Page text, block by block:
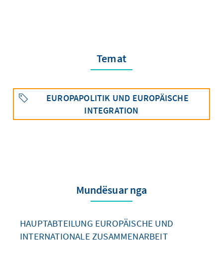
Temat
EUROPAPOLITIK UND EUROPÄISCHE
INTEGRATION
Mundësuar nga
HAUPTABTEILUNG EUROPÄISCHE UND
INTERNATIONALE ZUSAMMENARBEIT